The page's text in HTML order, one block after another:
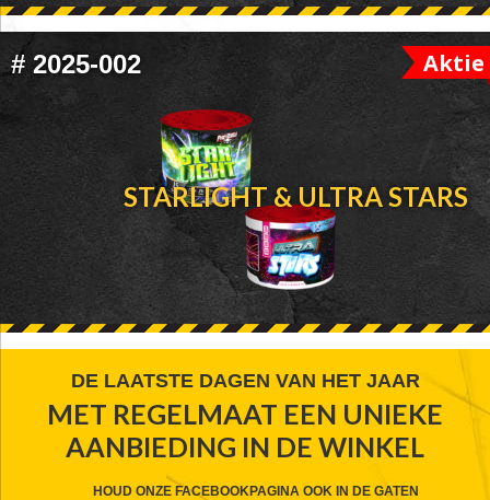
# 2025-002 Aktie
STARLIGHT & ULTRA STARS
FOOTER
WIDGET
HEADER
DE LAATSTE DAGEN VAN HET JAAR
MET REGELMAAT EEN UNIEKE
AANBIEDING IN DE WINKEL
HOUD ONZE FACEBOOKPAGINA OOK IN DE GATEN